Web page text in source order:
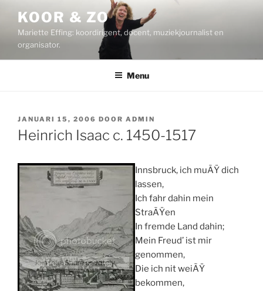
inhoud
KOOR & ZO
Mariette Effing: koordirigent, docent, muziekjournalist en
organisator.
Menu
GEPLAATST
OP
JANUARI 15, 2006 DOOR ADMIN
Heinrich Isaac c. 1450-1517
Innsbruck, ich muÃŸ dich
lassen,
Ich fahr dahin mein
StraÃŸen
In fremde Land dahin;
Mein Freud’ ist mir
genommen,
Die ich nit weiÃŸ
bekommen,